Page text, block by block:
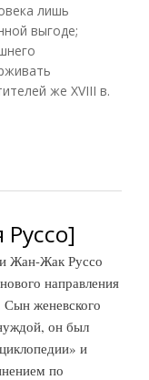
лишь
выгоде;
же XVIII в.
Жан-Жак Руссо
направления
женевского
он был
и
по